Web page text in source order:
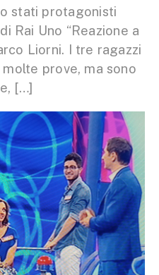
stati protagonisti
Rai Uno “Reazione a
Liorni. I tre ragazzi
prove, ma sono
[…]